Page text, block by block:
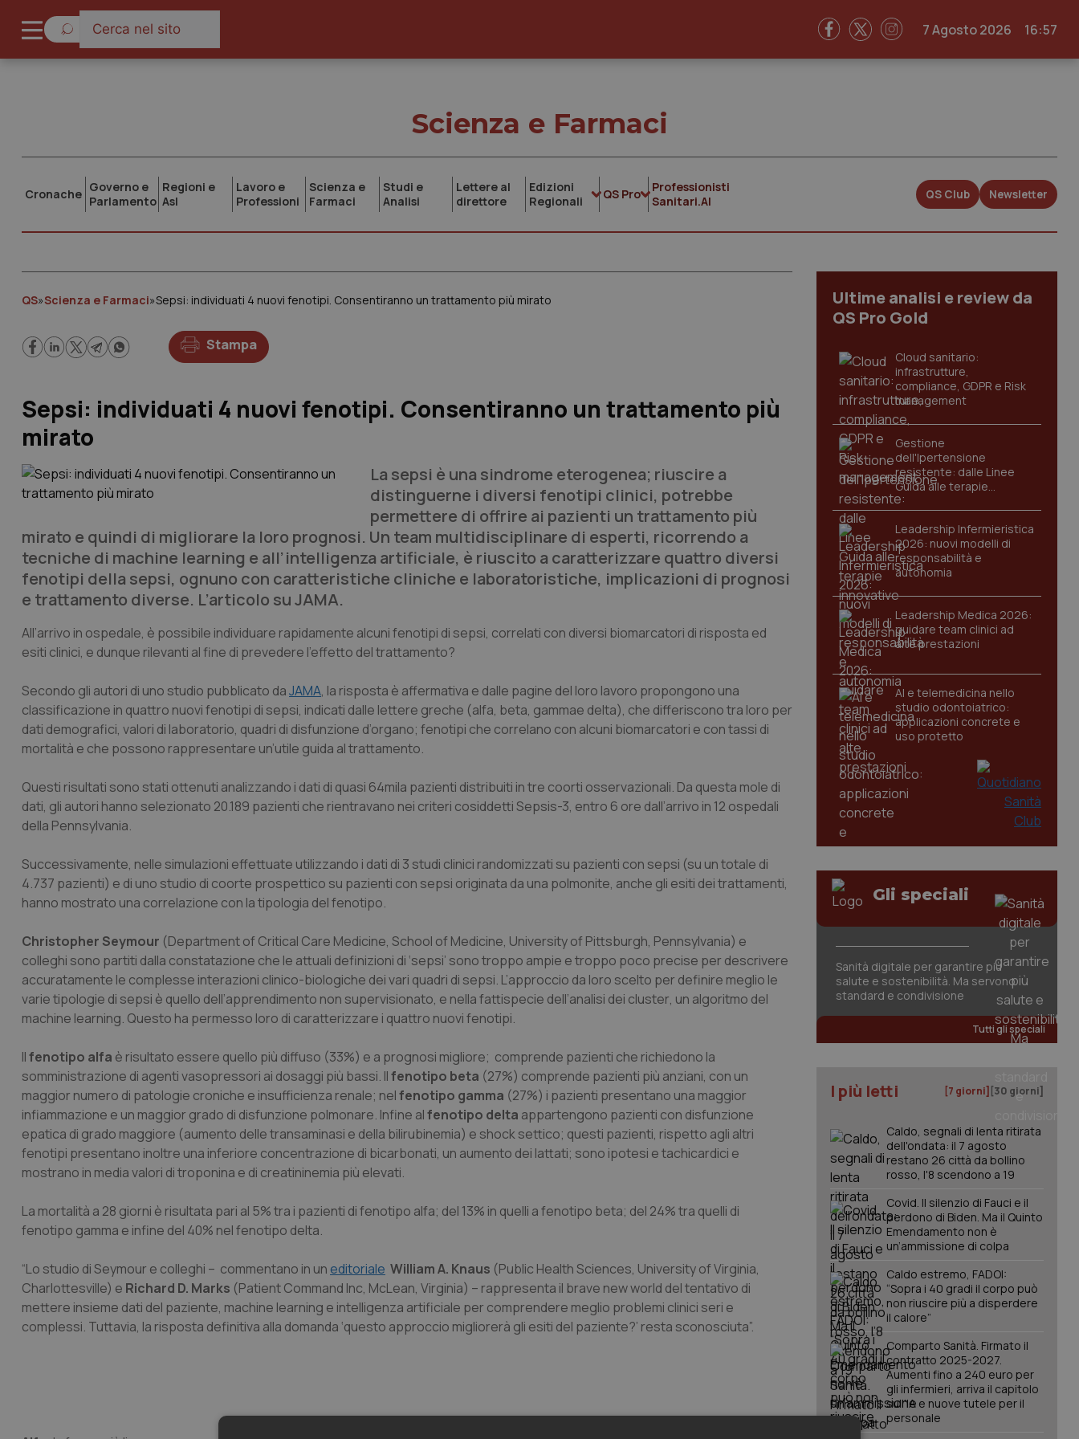
7 Agosto 2026 16:57
Scienza e Farmaci
Cronache Governo e
Parlamento
Regioni e
Asl
Lavoro e
Professioni
Scienza e
Farmaci
Studi e
Analisi
Lettere al
direttore
Edizioni
Regionali
QS Pro
Professionisti
Sanitari.AI
QS Club Newsletter
QS»Scienza e Farmaci»Sepsi: individuati 4 nuovi fenotipi. Consentiranno un trattamento più mirato
Stampa
Sepsi: individuati 4 nuovi fenotipi. Consentiranno un trattamento più
mirato
La sepsi è una sindrome eterogenea; riuscire a
distinguerne i diversi fenotipi clinici, potrebbe
permettere di offrire ai pazienti un trattamento più
mirato e quindi di migliorare la loro prognosi. Un team multidisciplinare di esperti, ricorrendo a
tecniche di machine learning e all’intelligenza artificiale, è riuscito a caratterizzare quattro diversi
fenotipi della sepsi, ognuno con caratteristiche cliniche e laboratoristiche, implicazioni di prognosi
e trattamento diverse. L’articolo su JAMA.
All’arrivo in ospedale, è possibile individuare rapidamente alcuni fenotipi di sepsi, correlati con diversi biomarcatori di risposta ed
esiti clinici, e dunque rilevanti al fine di prevedere l’effetto del trattamento?
Secondo gli autori di uno studio pubblicato daJAMA, la risposta è affermativa e dalle pagine del loro lavoro propongono una
classificazione in quattro nuovi fenotipi di sepsi, indicati dalle lettere greche (alfa, beta, gammae delta), che differiscono tra loro per
dati demografici, valori di laboratorio, quadri di disfunzione d’organo; fenotipi che correlano con alcuni biomarcatori e con tassi di
mortalità e che possono rappresentare un’utile guida al trattamento.
Questi risultati sono stati ottenuti analizzando i dati di quasi 64mila pazienti distribuiti in tre coorti osservazionali. Da questa mole di
dati, gli autori hanno selezionato 20.189 pazienti che rientravano nei criteri cosiddetti Sepsis-3, entro 6 ore dall’arrivo in 12 ospedali
della Pennsylvania.
Successivamente, nelle simulazioni effettuate utilizzando i dati di 3 studi clinici randomizzati su pazienti con sepsi (su un totale di
4.737 pazienti) e di uno studio di coorte prospettico su pazienti con sepsi originata da una polmonite, anche gli esiti dei trattamenti,
hanno mostrato una correlazione con la tipologia del fenotipo.
Christopher Seymour (Department of Critical Care Medicine, School of Medicine, University of Pittsburgh, Pennsylvania) e
colleghi sono partiti dalla constatazione che le attuali definizioni di ‘sepsi’ sono troppo ampie e troppo poco precise per descrivere
accuratamente le complesse interazioni clinico-biologiche dei vari quadri di sepsi. L’approccio da loro scelto per definire meglio le
varie tipologie di sepsi è quello dell’apprendimento non supervisionato, e nella fattispecie dell’analisi dei cluster, un algoritmo del
machine learning. Questo ha permesso loro di caratterizzare i quattro nuovi fenotipi.
Ilfenotipo alfa è risultato essere quello più diffuso (33%) e a prognosi migliore; comprende pazienti che richiedono la
somministrazione di agenti vasopressori ai dosaggi più bassi. Ilfenotipo beta (27%) comprende pazienti più anziani, con un
maggior numero di patologie croniche e insufficienza renale; nelfenotipo gamma (27%) i pazienti presentano una maggior
infiammazione e un maggior grado di disfunzione polmonare. Infine alfenotipo delta appartengono pazienti con disfunzione
epatica di grado maggiore (aumento delle transaminasi e della bilirubinemia) e shock settico; questi pazienti, rispetto agli altri
fenotipi presentano inoltre una inferiore concentrazione di bicarbonati, un aumento dei lattati; sono ipotesi e tachicardici e
mostrano in media valori di troponina e di creatininemia più elevati.
La mortalità a 28 giorni è risultata pari al 5% tra i pazienti di fenotipo alfa; del 13% in quelli a fenotipo beta; del 24% tra quelli di
fenotipo gamma e infine del 40% nel fenotipo delta.
“Lo studio di Seymour e colleghi – commentano in un editoriale William A. Knaus (Public Health Sciences, University of Virginia,
Charlottesville) e Richard D. Marks (Patient Command Inc, McLean, Virginia) – rappresenta il brave new world del tentativo di
mettere insieme dati del paziente, machine learning e intelligenza artificiale per comprendere meglio problemi clinici seri e
complessi. Tuttavia, la risposta definitiva alla domanda ‘questo approccio migliorerà gli esiti del paziente?’ resta sconosciuta”.
Ultime analisi e review da
QS Pro Gold
Cloud sanitario:
infrastrutture,
compliance, GDPR e Risk
management
Gestione
dell'Ipertensione
resistente: dalle Linee
Guida alle terapie
innovative
Leadership Infermieristica
2026: nuovi modelli di
responsabilità e
autonomia
Leadership Medica 2026:
guidare team clinici ad
alte prestazioni
AI e telemedicina nello
studio odontoiatrico:
applicazioni concrete e
uso protetto
Gli speciali
Sanità digitale per garantire più
salute e sostenibilità. Ma servono
standard e condivisione
Tutti gli speciali
I più letti [7 giorni] [30 giorni]
Caldo, segnali di lenta ritirata
dell'ondata: il 7 agosto
restano 26 città da bollino
rosso, l'8 scendono a 19
Covid. Il silenzio di Fauci e il
perdono di Biden. Ma il Quinto
Emendamento non è
un’ammissione di colpa
Caldo estremo, FADOI:
“Sopra i 40 gradi il corpo può
non riuscire più a disperdere
il calore”
Comparto Sanità. Firmato il
contratto 2025-2027.
Aumenti fino a 240 euro per
gli infermieri, arriva il capitolo
sull'IA e nuove tutele per il
personale